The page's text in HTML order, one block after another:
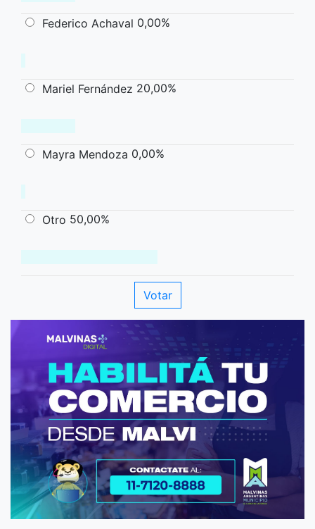
Federico Achaval 0,00%
Mariel Fernández 20,00%
Mayra Mendoza 0,00%
Otro 50,00%